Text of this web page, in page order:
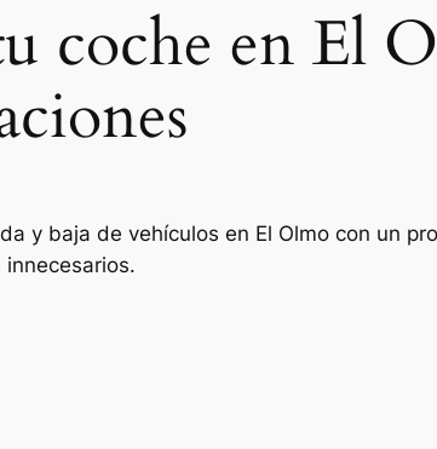
coche en El
y baja de vehículos en El Olmo con un